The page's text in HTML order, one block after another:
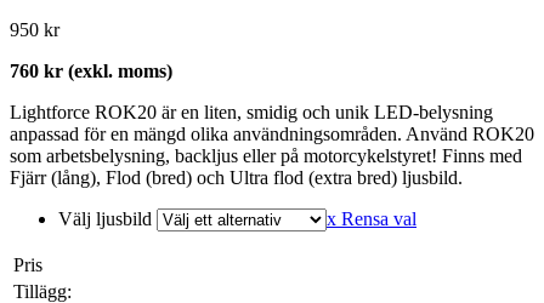
950 kr
760 kr (exkl. moms)
Lightforce ROK20 är en liten, smidig och unik LED-belysning
anpassad för en mängd olika användningsområden. Använd ROK20
som arbetsbelysning, backljus eller på motorcykelstyret! Finns med
Fjärr (lång), Flod (bred) och Ultra flod (extra bred) ljusbild.
Välj ljusbild
x Rensa val
Pris
Tillägg: